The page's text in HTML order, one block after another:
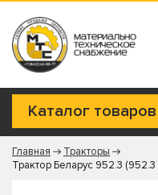
Каталог товаров
Главная
Тракторы
Трактор Беларус 952.3